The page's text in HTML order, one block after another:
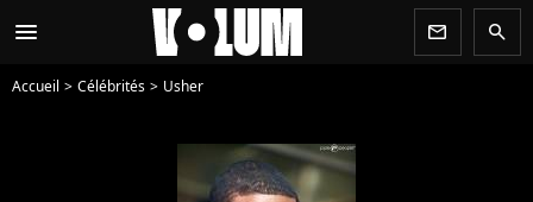
menu newsletter search
Accueil Célébrités Usher